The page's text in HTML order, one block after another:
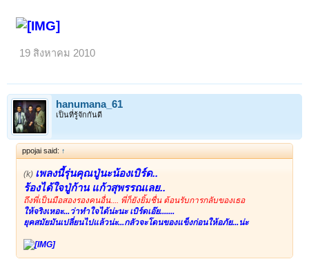
19 สิงหาคม 2010
hanumana_61
เป็นที่รู้จักกันดี
ppojai said: ↑
(k) เพลงนี้รุ่นคุณปู่นะน้องเบิร์ด..
ร้องได้ใจปู่ก้าน แก้วสุพรรณเลย..
ถึงพี่เป็นมือสองรองคนอื่น.... พี่ก็ยังยิ้มชื่น ต้อนรับการกลับของเธอ
ให้จริงเหอะ...ว่าทำใจได้น่ะนะ เบิร์ดเอ๊ย.......
ยุคสมัยมันเปลี่ยนไปแล้วน่ะ...กลัวจะโดนของแข็งก่อนให้อภัย...น่ะ